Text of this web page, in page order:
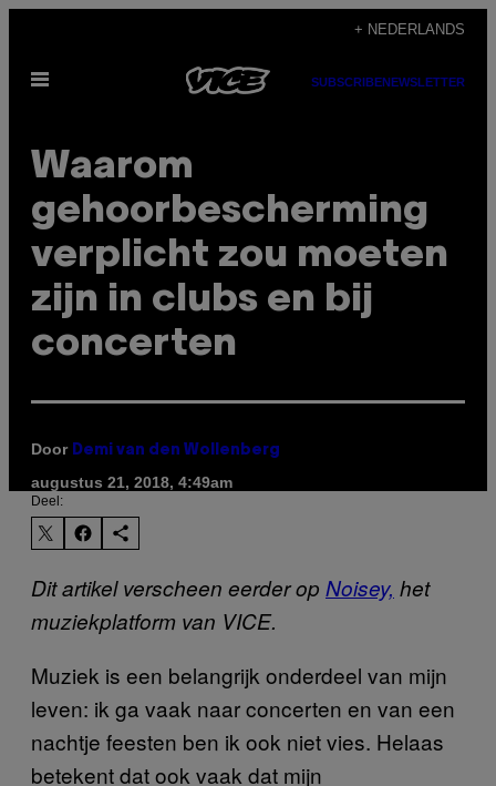
de
+ NEDERLANDS
Open
SUBSCRIBENEWSLETTER
Waarom
gehoorbescherming
verplicht zou moeten
zijn in clubs en bij
concerten
Door Demi van den Wollenberg
augustus 21, 2018, 4:49am
Deel:
Dit artikel verscheen eerder op Noisey, het
muziekplatform van VICE.
Muziek is een belangrijk onderdeel van mijn
leven: ik ga vaak naar concerten en van een
nachtje feesten ben ik ook niet vies. Helaas
betekent dat ook vaak dat mijn